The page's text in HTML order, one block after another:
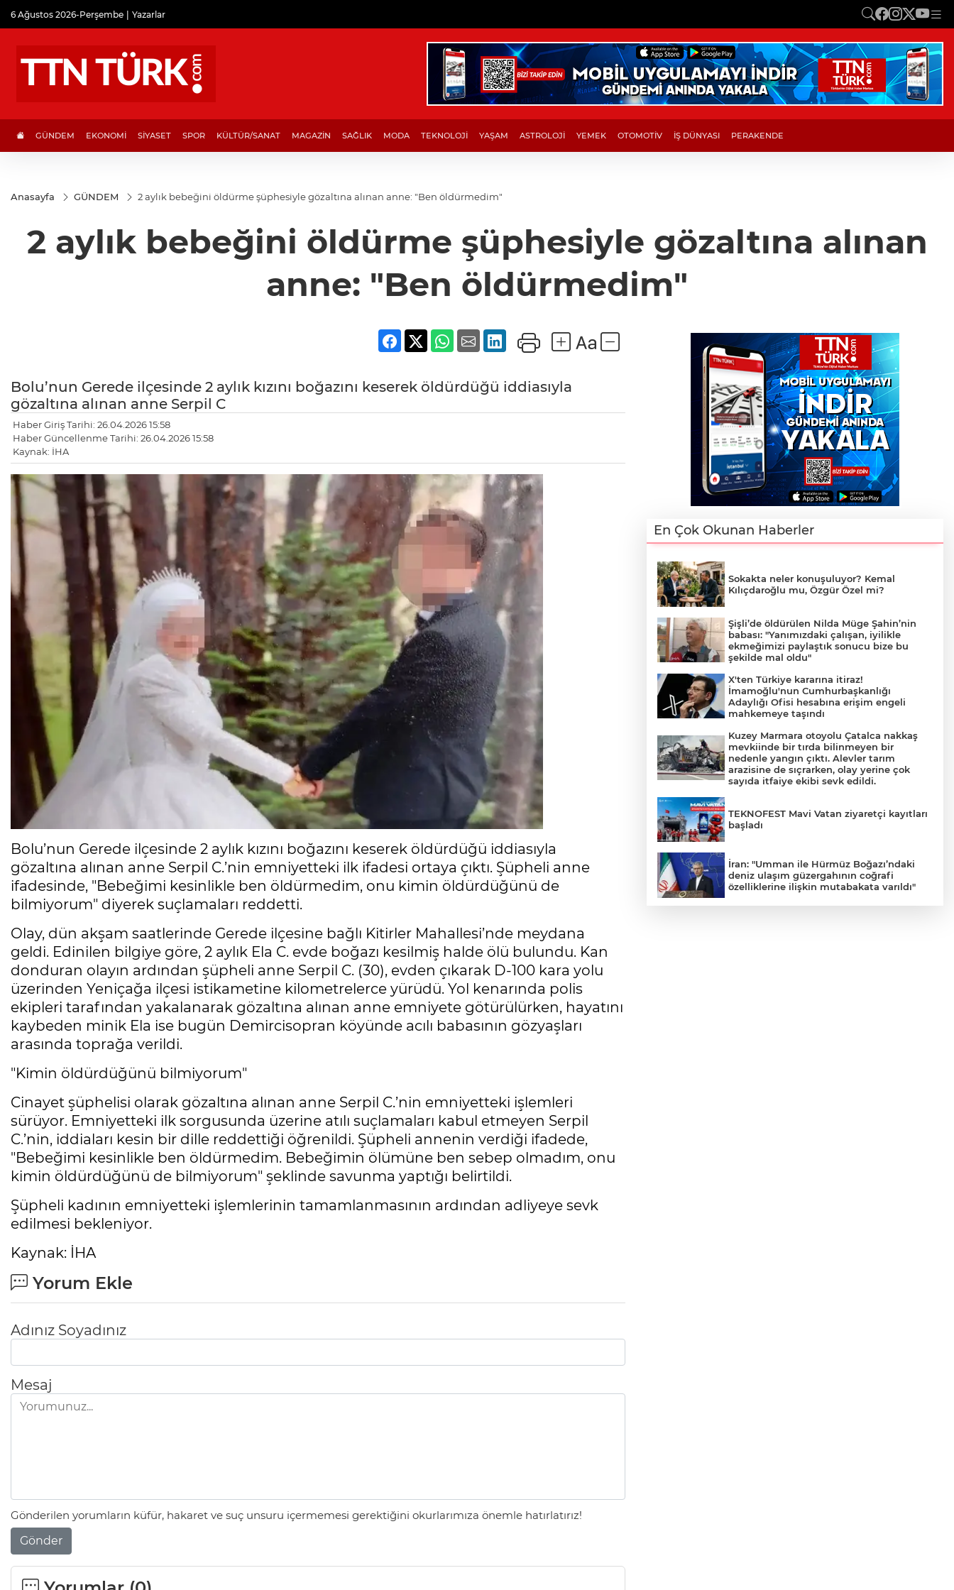
6 Ağustos 2026-Perşembe Yazarlar
GÜNDEM EKONOMİ SİYASET SPOR KÜLTÜR/SANAT MAGAZİN SAĞLIK MODA TEKNOLOJİ YAŞAM ASTROLOJİ YEMEK OTOMOTİV İŞ DÜNYASI PERAKENDE
Anasayfa GÜNDEM 2 aylık bebeğini öldürme şüphesiyle gözaltına alınan anne: "Ben öldürmedim"
2 aylık bebeğini öldürme şüphesiyle gözaltına alınan
anne: "Ben öldürmedim"
Bolu’nun Gerede ilçesinde 2 aylık kızını boğazını keserek öldürdüğü iddiasıyla
gözaltına alınan anne Serpil C
Haber Giriş Tarihi: 26.04.2026 15:58
Haber Güncellenme Tarihi: 26.04.2026 15:58
Kaynak: İHA
Bolu’nun Gerede ilçesinde 2 aylık kızını boğazını keserek öldürdüğü iddiasıyla
gözaltına alınan anne Serpil C.’nin emniyetteki ilk ifadesi ortaya çıktı. Şüpheli anne
ifadesinde, "Bebeğimi kesinlikle ben öldürmedim, onu kimin öldürdüğünü de
bilmiyorum" diyerek suçlamaları reddetti.
Olay, dün akşam saatlerinde Gerede ilçesine bağlı Kitirler Mahallesi’nde meydana
geldi. Edinilen bilgiye göre, 2 aylık Ela C. evde boğazı kesilmiş halde ölü bulundu. Kan
donduran olayın ardından şüpheli anne Serpil C. (30), evden çıkarak D-100 kara yolu
üzerinden Yeniçağa ilçesi istikametine kilometrelerce yürüdü. Yol kenarında polis
ekipleri tarafından yakalanarak gözaltına alınan anne emniyete götürülürken, hayatını
kaybeden minik Ela ise bugün Demircisopran köyünde acılı babasının gözyaşları
arasında toprağa verildi.
"Kimin öldürdüğünü bilmiyorum"
Cinayet şüphelisi olarak gözaltına alınan anne Serpil C.’nin emniyetteki işlemleri
sürüyor. Emniyetteki ilk sorgusunda üzerine atılı suçlamaları kabul etmeyen Serpil
C.’nin, iddiaları kesin bir dille reddettiği öğrenildi. Şüpheli annenin verdiği ifadede,
"Bebeğimi kesinlikle ben öldürmedim. Bebeğimin ölümüne ben sebep olmadım, onu
kimin öldürdüğünü de bilmiyorum" şeklinde savunma yaptığı belirtildi.
Şüpheli kadının emniyetteki işlemlerinin tamamlanmasının ardından adliyeye sevk
edilmesi bekleniyor.
Kaynak: İHA
Yorum Ekle
Adınız Soyadınız
Mesaj
Gönderilen yorumların küfür, hakaret ve suç unsuru içermemesi gerektiğini okurlarımıza önemle hatırlatırız!
Gönder
En Çok Okunan Haberler
Sokakta neler konuşuluyor? Kemal
Kılıçdaroğlu mu, Özgür Özel mi?
Şişli’de öldürülen Nilda Müge Şahin’nin
babası: "Yanımızdaki çalışan, iyilikle
ekmeğimizi paylaştık sonucu bize bu
şekilde mal oldu"
X'ten Türkiye kararına itiraz!
İmamoğlu'nun Cumhurbaşkanlığı
Adaylığı Ofisi hesabına erişim engeli
mahkemeye taşındı
Kuzey Marmara otoyolu Çatalca nakkaş
mevkiinde bir tırda bilinmeyen bir
nedenle yangın çıktı. Alevler tarım
arazisine de sıçrarken, olay yerine çok
sayıda itfaiye ekibi sevk edildi.
TEKNOFEST Mavi Vatan ziyaretçi kayıtları
başladı
İran: "Umman ile Hürmüz Boğazı’ndaki
deniz ulaşım güzergahının coğrafi
özelliklerine ilişkin mutabakata varıldı"